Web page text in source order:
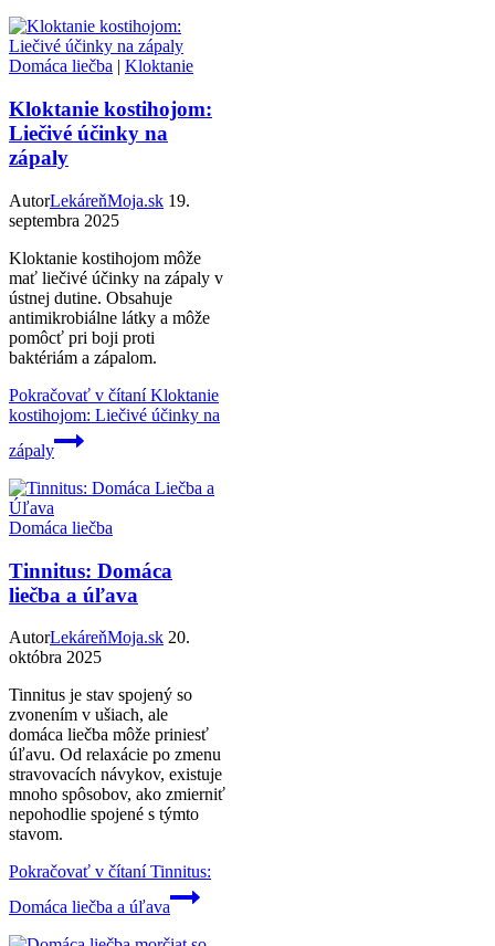
Domáca liečba | Kloktanie
Kloktanie kostihojom:
Liečivé účinky na
zápaly
AutorLekáreňMoja.sk 19.
septembra 2025
Kloktanie kostihojom môže
mať liečivé účinky na zápaly v
ústnej dutine. Obsahuje
antimikrobiálne látky a môže
pomôcť pri boji proti
baktériám a zápalom.
Pokračovať v čítaníKloktanie
kostihojom: Liečivé účinky na
zápaly
Domáca liečba
Tinnitus: Domáca
liečba a úľava
AutorLekáreňMoja.sk 20.
októbra 2025
Tinnitus je stav spojený so
zvonením v ušiach, ale
domáca liečba môže priniesť
úľavu. Od relaxácie po zmenu
stravovacích návykov, existuje
mnoho spôsobov, ako zmierniť
nepohodlie spojené s týmto
stavom.
Pokračovať v čítaníTinnitus:
Domáca liečba a úľava